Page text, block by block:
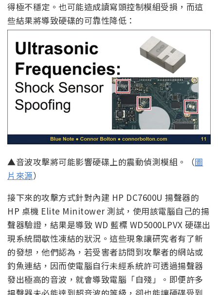
得極不穩定。也可能造成讀寫頭控制模組受損，而這
些結果將導致硬碟的可靠性降低：
▲音波攻擊將可能影響硬碟上的震動偵測模組。（圖
片來源）
接下來的攻擊方式針對內建 HP DC7600U 揚聲器的
HP 桌機 Elite Minitower 測試，使用該電腦自己的揚
聲器驗證，結果是導致 WD 藍標 WD5000LPVX 硬碟出
現系統間歇性凍結的狀況。這些現象讓研究者有了新
的發想，他們認為，若受害者訪問到攻擊者的網站或
釣魚連結，因而使電腦自行未經系統許可透過揚聲器
發出極高的音波，就會導致電腦「自殘」。即便許多